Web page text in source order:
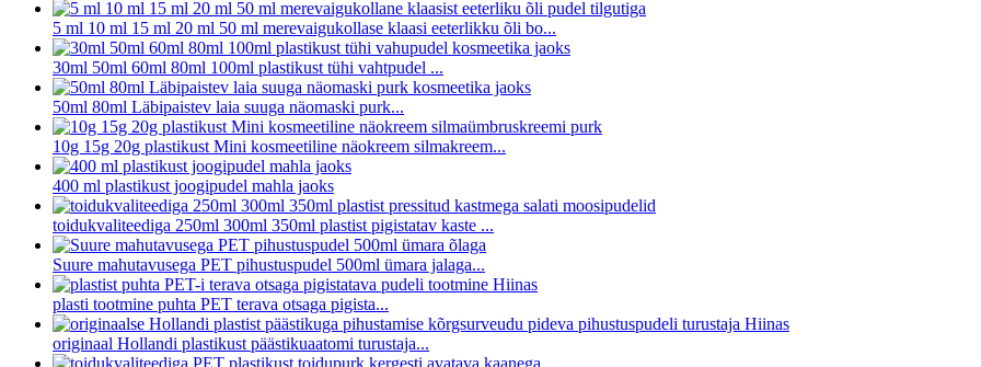
5 ml 10 ml 15 ml 20 ml 50 ml merevaigukollase klaasi eeterlikku õli bo...
30ml 50ml 60ml 80ml 100ml plastikust tühi vahtpudel ...
50ml 80ml Läbipaistev laia suuga näomaski purk...
10g 15g 20g plastikust Mini kosmeetiline näokreem silmakreem...
400 ml plastikust joogipudel mahla jaoks
toidukvaliteediga 250ml 300ml 350ml plastist pigistatav kaste ...
Suure mahutavusega PET pihustuspudel 500ml ümara jalaga...
plasti tootmine puhta PET terava otsaga pigista...
originaal Hollandi plastikust päästikuaatomi turustaja...